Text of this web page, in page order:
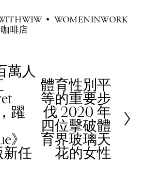
WOMENINWORK
啡店
萬人
躍
》
新任
N體育性別平
等的重要步
伐 2020 年
四位擊破體
育界玻璃天
花的女性